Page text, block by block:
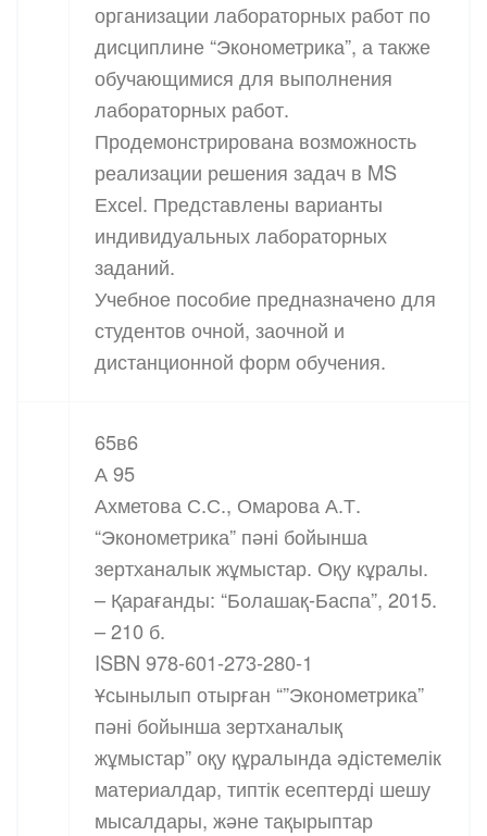
организации лабораторных работ по
дисциплине “Эконометрика”, а также
обучающимися для выполнения
лабораторных работ.
Продемонстрирована возможность
реализации решения задач в MS
Ехсеl. Представлены варианты
индивидуальных лабораторных
заданий.
Учебное пособие предназначено для
студентов очной, заочной и
дистанционной форм обучения.
65в6
А 95
Ахметова С.С., Омарова А.Т.
“Эконометрика” пәні бойынша
зертханалык жұмыстар. Оқу кұралы.
– Қарағанды: “Болашақ-Баспа”, 2015.
– 210 б.
ISBN 978-601-273-280-1
Ұсынылып отырған “”Эконометрика”
пәні бойынша зертханалық
жұмыстар” оқу құралында әдістемелік
материалдар, типтік есептерді шешу
мысалдары, және тақырыптар